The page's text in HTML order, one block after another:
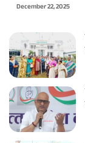
December 22, 2025